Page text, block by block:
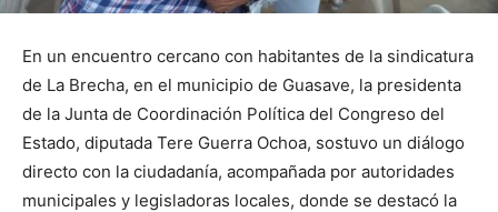
En un encuentro cercano con habitantes de la sindicatura
de La Brecha, en el municipio de Guasave, la presidenta
de la Junta de Coordinación Política del Congreso del
Estado, diputada Tere Guerra Ochoa, sostuvo un diálogo
directo con la ciudadanía, acompañada por autoridades
municipales y legisladoras locales, donde se destacó la